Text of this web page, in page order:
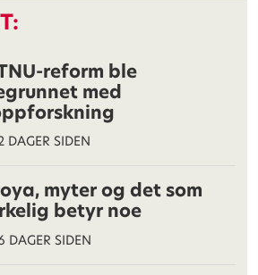
reform ble
med
DAGER SIDEN
myter og det som
betyr noe
DAGER SIDEN